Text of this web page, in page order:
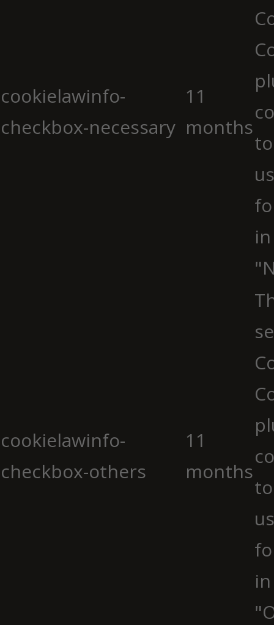
cookielawinfo-
checkbox-necessary
11
months
cookielawinfo-
checkbox-others
11
months